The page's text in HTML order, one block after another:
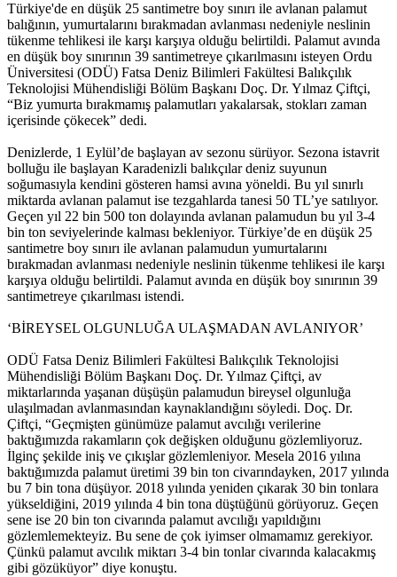
Türkiye'de en düşük 25 santimetre boy sınırı ile avlanan palamut
balığının, yumurtalarını bırakmadan avlanması nedeniyle neslinin
tükenme tehlikesi ile karşı karşıya olduğu belirtildi. Palamut avında
en düşük boy sınırının 39 santimetreye çıkarılmasını isteyen Ordu
Üniversitesi (ODÜ) Fatsa Deniz Bilimleri Fakültesi Balıkçılık
Teknolojisi Mühendisliği Bölüm Başkanı Doç. Dr. Yılmaz Çiftçi,
“Biz yumurta bırakmamış palamutları yakalarsak, stokları zaman
içerisinde çökecek” dedi.
Denizlerde, 1 Eylül’de başlayan av sezonu sürüyor. Sezona istavrit
bolluğu ile başlayan Karadenizli balıkçılar deniz suyunun
soğumasıyla kendini gösteren hamsi avına yöneldi. Bu yıl sınırlı
miktarda avlanan palamut ise tezgahlarda tanesi 50 TL’ye satılıyor.
Geçen yıl 22 bin 500 ton dolayında avlanan palamudun bu yıl 3-4
bin ton seviyelerinde kalması bekleniyor. Türkiye’de en düşük 25
santimetre boy sınırı ile avlanan palamudun yumurtalarını
bırakmadan avlanması nedeniyle neslinin tükenme tehlikesi ile karşı
karşıya olduğu belirtildi. Palamut avında en düşük boy sınırının 39
santimetreye çıkarılması istendi.
‘BİREYSEL OLGUNLUĞA ULAŞMADAN AVLANIYOR’
ODÜ Fatsa Deniz Bilimleri Fakültesi Balıkçılık Teknolojisi
Mühendisliği Bölüm Başkanı Doç. Dr. Yılmaz Çiftçi, av
miktarlarında yaşanan düşüşün palamudun bireysel olgunluğa
ulaşılmadan avlanmasından kaynaklandığını söyledi. Doç. Dr.
Çiftçi, “Geçmişten günümüze palamut avcılığı verilerine
baktığımızda rakamların çok değişken olduğunu gözlemliyoruz.
İlginç şekilde iniş ve çıkışlar gözlemleniyor. Mesela 2016 yılına
baktığımızda palamut üretimi 39 bin ton civarındayken, 2017 yılında
bu 7 bin tona düşüyor. 2018 yılında yeniden çıkarak 30 bin tonlara
yükseldiğini, 2019 yılında 4 bin tona düştüğünü görüyoruz. Geçen
sene ise 20 bin ton civarında palamut avcılığı yapıldığını
gözlemlemekteyiz. Bu sene de çok iyimser olmamamız gerekiyor.
Çünkü palamut avcılık miktarı 3-4 bin tonlar civarında kalacakmış
gibi gözüküyor” diye konuştu.